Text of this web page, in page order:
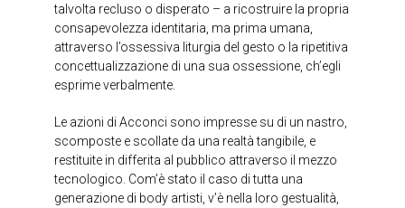
talvolta recluso o disperato – a ricostruire la propria
consapevolezza identitaria, ma prima umana,
attraverso l’ossessiva liturgia del gesto o la ripetitiva
concettualizzazione di una sua ossessione, ch’egli
esprime verbalmente.
Le azioni di Acconci sono impresse su di un nastro,
scomposte e scollate da una realtà tangibile, e
restituite in differita al pubblico attraverso il mezzo
tecnologico. Com’è stato il caso di tutta una
generazione di body artisti, v’è nella loro gestualità,